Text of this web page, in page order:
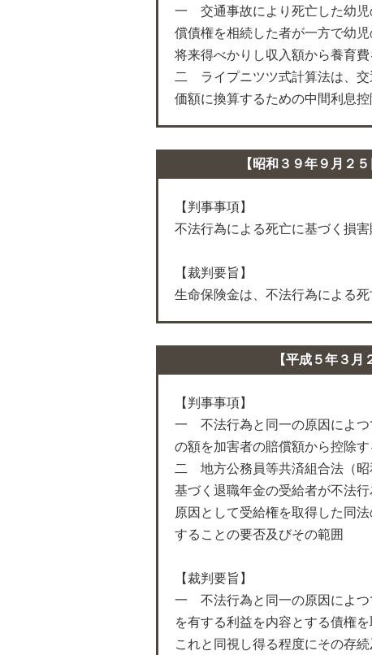
一 交通事故により死亡した幼児
償債権を相続した者が一方で幼
将来得べかりし収入額から養育費
二 ライプニツツ式計算法は、交
価額に換算するための中間利息
【昭和３９年９月２
【判事事項】
不法行為による死亡に基づく損
【裁判要旨】
生命保険金は、不法行為による
【平成５年３
【判事事項】
一 不法行為と同一の原因によつ
の額を加害者の賠償額から控除
二 地方公務員等共済組合法（昭
基づく退職年金の受給者が不法
原因として受給権を取得した同
することの要否及びその範囲
【裁判要旨】
一 不法行為と同一の原因によつ
を有する利益を内容とする債権
これと同視し得る程度にその存